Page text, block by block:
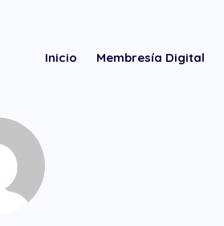
Inicio Membresía Digital